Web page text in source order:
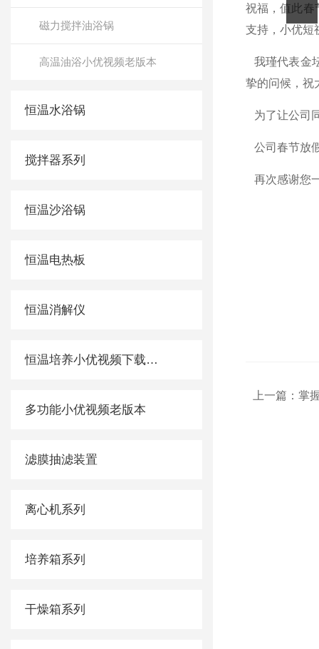
磁力搅拌油浴锅
高温油浴小优视频老版本
恒温水浴锅
搅拌器系列
恒温沙浴锅
恒温电热板
恒温消解仪
恒温培养小优视频下载app色板
多功能小优视频老版本
滤膜抽滤装置
离心机系列
培养箱系列
干燥箱系列
祝福，值
支持，小
我瑾代表金
挚的问候，
为了让公司同
公司春节放假
再次感谢您
上一篇： 掌握